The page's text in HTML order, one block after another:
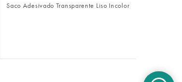
Saco Adesivado Transparente Liso Incolor